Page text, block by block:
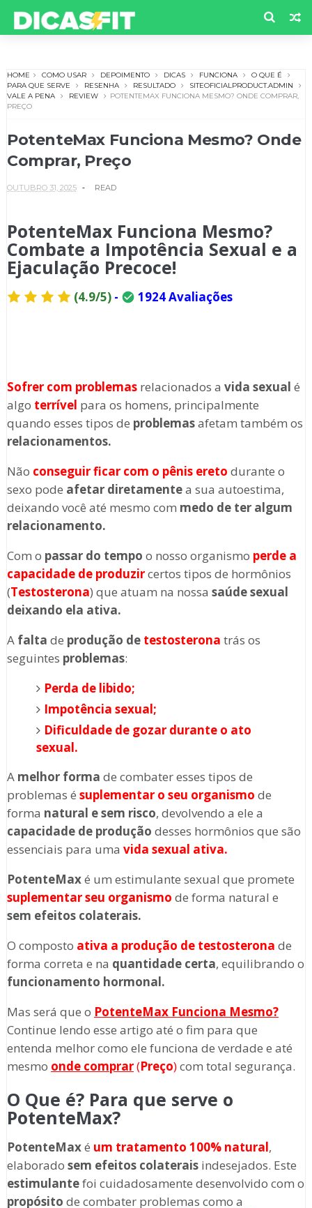
HOME COMO USAR DEPOIMENTO DICAS FUNCIONA
O QUE É
PARA QUE SERVE
RESENHA RESULTADO
SITEOFICIALPRODUCT.ADMIN
VALE A PENA
REVIEW
POTENTEMAX FUNCIONA MESMO? ONDE COMPRAR,
PREÇO
PotenteMax Funciona Mesmo? Onde
Comprar, Preço
OUTUBRO 31, 2025 READ
PotenteMax Funciona Mesmo?
Combate a Impotência Sexual e a
Ejaculação Precoce!
(4.9/5)- 1924 Avaliações
Sofrer com problemasrelacionados a vida sexual é
algo terrível para os homens, principalmente
quando esses tipos de problemasafetam também os
relacionamentos.
Não conseguir ficar com o pênis ereto durante o
sexo pode afetar diretamentea sua autoestima,
deixando você até mesmo com medo de ter algum
relacionamento.
Com o passar do tempo o nosso organismo perde a
capacidade de produzircertos tipos de hormônios
(Testosterona) que atuam na nossa saúde sexual
deixando ela ativa.
A falta de produção de testosterona trás os
seguintes problemas:
Perda de libido;
Impotência sexual;
Dificuldade de gozar durante o ato
sexual.
A melhor forma de combater esses tipos de
problemas é suplementar o seu organismo de
forma natural esem risco, devolvendo a ele a
capacidade de produção desses hormônios que são
essenciais para uma vida sexual ativa.
PotenteMaxé um estimulante sexual que promete
suplementar seu organismo de forma natural e
sem efeitos colaterais.
O composto ativa a produção de testosterona de
forma correta e na quantidade certa, equilibrando o
funcionamento hormonal.
Mas será que o PotenteMax Funciona Mesmo?
Continue lendo esse artigo até o fim para que
entenda melhor como ele funciona de verdade e até
mesmo onde comprar(Preço)com total segurança.
O Que é? Para que serve o
PotenteMax?
PotenteMaxé um tratamento 100% natural,
elaborado sem efeitos colateraisindesejados. Este
estimulantefoi cuidadosamente desenvolvido com o
propósito de combater problemas como a